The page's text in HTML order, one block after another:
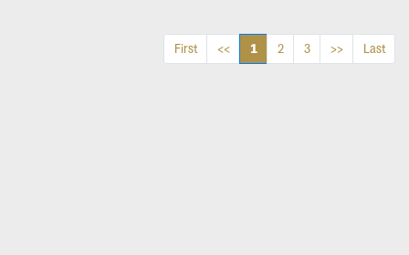
First << 1 2 3 >> Last